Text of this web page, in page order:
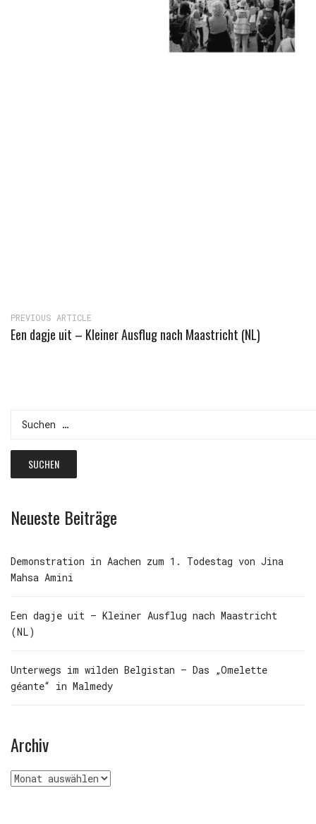
PREVIOUS ARTICLE
Een dagje uit – Kleiner Ausflug nach Maastricht (NL)
Suchen
Neueste Beiträge
Demonstration in Aachen zum 1. Todestag von Jina
Mahsa Amini
Een dagje uit – Kleiner Ausflug nach Maastricht
(NL)
Unterwegs im wilden Belgistan – Das „Omelette
géante“ in Malmedy
Archiv
Archiv